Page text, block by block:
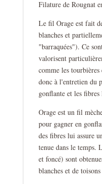
Filature de Rougnat
Le fil Orage est fait
blanches et
"barraquées"). Ce
valorisent
comme les
donc à l'entretien du
gonflante et les fibres
Orage est un fil
pour gagner en
des fibres lui assure
tenue dans le temps.
et foncé) sont
blanches et de